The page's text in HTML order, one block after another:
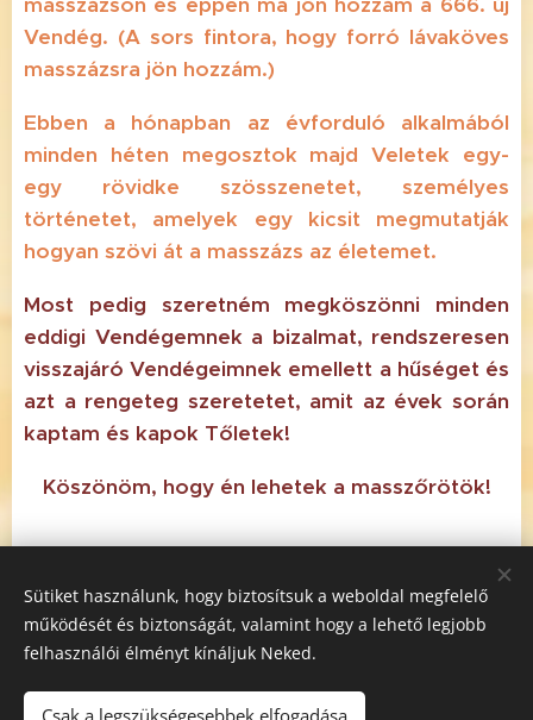
masszázson és éppen ma jön hozzám a 666. új
Vendég. (A sors fintora, hogy forró lávaköves
masszázsra jön hozzám.)
Ebben a hónapban az évforduló alkalmából
minden héten megosztok majd Veletek egy-
egy rövidke szösszenetet, személyes
történetet, amelyek egy kicsit megmutatják
hogyan szövi át a masszázs az életemet.
Most pedig szeretném megköszönni minden
eddigi Vendégemnek a bizalmat, rendszeresen
visszajáró Vendégeimnek emellett a hűséget és
azt a rengeteg szeretetet, amit az évek során
kaptam és kapok Tőletek!
Köszönöm, hogy én lehetek a masszőrötök!
Online időpontkérés
Sütiket használunk, hogy biztosítsuk a weboldal megfelelő
működését és biztonságát, valamint hogy a lehető legjobb
felhasználói élményt kínáljuk Neked.
Csak a legszükségesebbek elfogadása